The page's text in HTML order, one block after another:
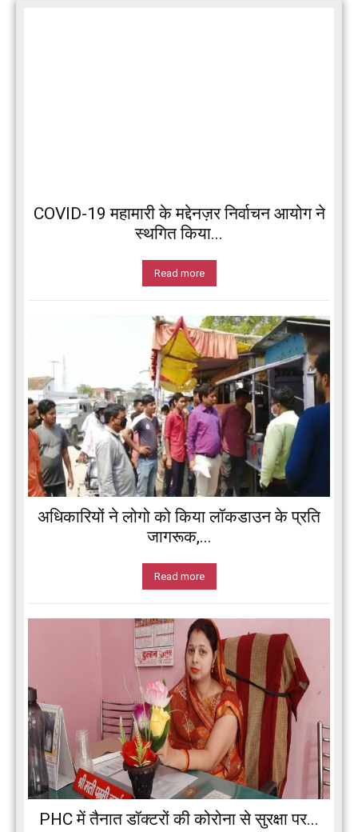
COVID-19 महामारी के मद्देनज़र निर्वाचन आयोग ने
स्थगित किया...
Read more
अधिकारियों ने लोगो को किया लॉकडाउन के प्रति
जागरूक,...
Read more
PHC में तैनात डॉक्टरों की कोरोना से सुरक्षा पर...